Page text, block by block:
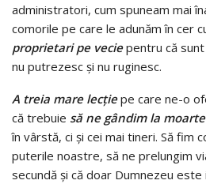
administratori, cum spuneam mai
comorile pe care le adunăm în cer
proprietari pe veciepentru că
nu putrezesc şi nu ruginesc.
A treia mare lecţiepe care ne-o
că trebuie să ne gândim la
în vârstă, ci şi cei mai tineri. Să fim
puterile noastre, să ne prelungim
secundă şi că doar Dumnezeu